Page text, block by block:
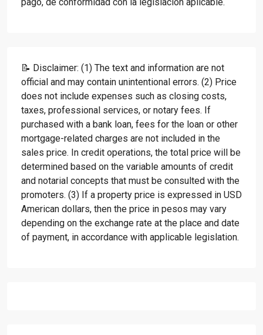
📝 Disclaimer: (1) The text and information are not
official and may contain unintentional errors. (2) Price
does not include expenses such as closing costs,
taxes, professional services, or notary fees. If
purchased with a bank loan, fees for the loan or other
mortgage-related charges are not included in the
sales price. In credit operations, the total price will be
determined based on the variable amounts of credit
and notarial concepts that must be consulted with the
promoters. (3) If a property price is expressed in USD
American dollars, then the price in pesos may vary
depending on the exchange rate at the place and date
of payment, in accordance with applicable legislation.